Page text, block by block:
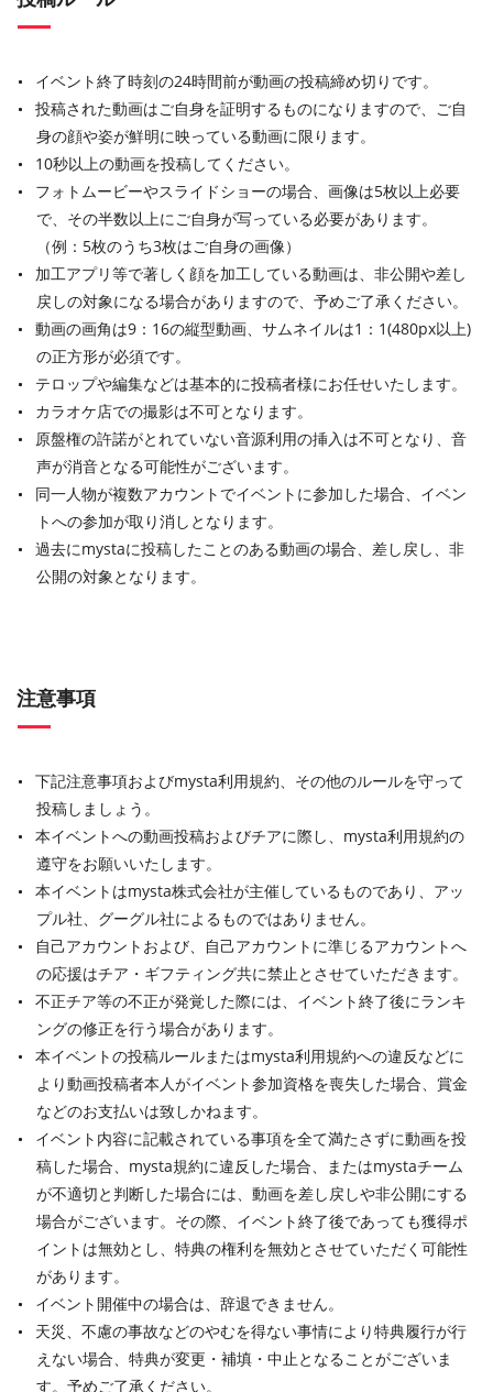
イベント終了時刻の24時間前が動画の投稿締め切りです。
投稿された動画はご自身を証明するものになりますので、ご自
身の顔や姿が鮮明に映っている動画に限ります。
10秒以上の動画を投稿してください。
フォトムービーやスライドショーの場合、画像は5枚以上必要
で、その半数以上にご自身が写っている必要があります。
（例：5枚のうち3枚はご自身の画像）
加工アプリ等で著しく顔を加工している動画は、非公開や差し
戻しの対象になる場合がありますので、予めご了承ください。
動画の画角は9：16の縦型動画、サムネイルは1：1(480px以上)
の正方形が必須です。
テロップや編集などは基本的に投稿者様にお任せいたします。
カラオケ店での撮影は不可となります。
原盤権の許諾がとれていない音源利用の挿入は不可となり、音
声が消音となる可能性がございます。
同一人物が複数アカウントでイベントに参加した場合、イベン
トへの参加が取り消しとなります。
過去にmystaに投稿したことのある動画の場合、差し戻し、非
公開の対象となります。
注意事項
下記注意事項およびmysta利用規約、その他のルールを守って
投稿しましょう。
本イベントへの動画投稿およびチアに際し、mysta利用規約の
遵守をお願いいたします。
本イベントはmysta株式会社が主催しているものであり、アッ
プル社、グーグル社によるものではありません。
自己アカウントおよび、自己アカウントに準じるアカウントへ
の応援はチア・ギフティング共に禁止とさせていただきます。
不正チア等の不正が発覚した際には、イベント終了後にランキ
ングの修正を行う場合があります。
本イベントの投稿ルールまたはmysta利用規約への違反などに
より動画投稿者本人がイベント参加資格を喪失した場合、賞金
などのお支払いは致しかねます。
イベント内容に記載されている事項を全て満たさずに動画を投
稿した場合、mysta規約に違反した場合、またはmystaチーム
が不適切と判断した場合には、動画を差し戻しや非公開にする
場合がございます。その際、イベント終了後であっても獲得ポ
イントは無効とし、特典の権利を無効とさせていただく可能性
があります。
イベント開催中の場合は、辞退できません。
天災、不慮の事故などのやむを得ない事情により特典履行が行
えない場合、特典が変更・補填・中止となることがございま
す。予めご了承ください。